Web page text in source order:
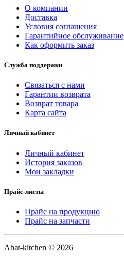
О компании
Доставка
Условия соглашения
Гарантийное обслуживание
Как оформить заказ
Служба поддержки
Связаться с нами
Гарантии возврата
Возврат товара
Карта сайта
Личный кабинет
Личный кабинет
История заказов
Мои закладки
Прайс-листы
Прайс на продукцию
Прайс на запчасти
Abat-kitchen © 2026